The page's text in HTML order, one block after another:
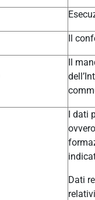
Il
Il
I dati
Dati